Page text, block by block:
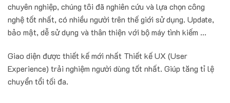
chuyên nghiệp, chúng tôi đã nghiên cứu và lựa chọn công
nghệ tốt nhất, có nhiều người trên thế giới sử dụng. Update,
bảo mật, dễ sử dụng và thân thiện với bộ máy tình kiếm ...
Giao diện được thiết kế mới nhất Thiết kế UX (User
Experience) trải nghiệm người dùng tốt nhất. Giúp tăng tỉ lệ
chuyển tổi tối đa.